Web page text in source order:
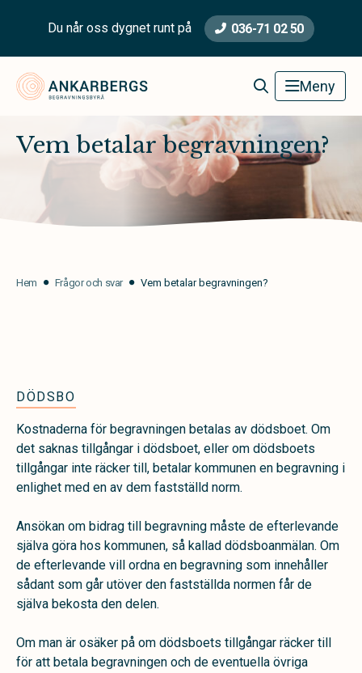
Du når oss dygnet runt på 036-71 02 50
Ankarbergs Begravningsbyrå Meny
Vem betalar begravningen?
Hem Frågor och svar Vem betalar begravningen?
DÖDSBO
Kostnaderna för begravningen betalas av dödsboet. Om
det saknas tillgångar i dödsboet, eller om dödsboets
tillgångar inte räcker till, betalar kommunen en begravning i
enlighet med en av dem fastställd norm.
Ansökan om bidrag till begravning måste de efterlevande
själva göra hos kommunen, så kallad dödsboanmälan. Om
de efterlevande vill ordna en begravning som innehåller
sådant som går utöver den fastställda normen får de
själva bekosta den delen.
Om man är osäker på om dödsboets tillgångar räcker till
för att betala begravningen och de eventuella övriga